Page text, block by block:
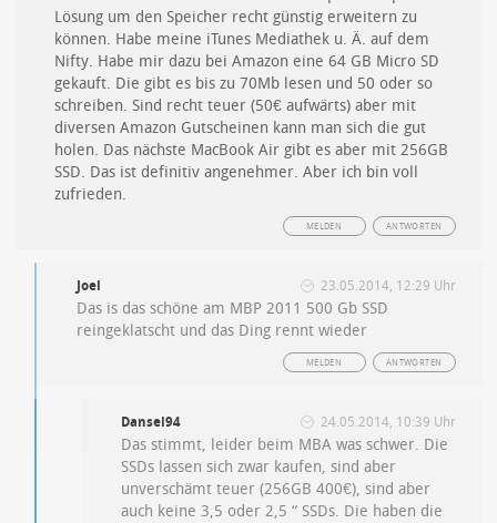
Lösung um den Speicher recht günstig erweitern zu
können. Habe meine iTunes Mediathek u. Ä. auf dem
Nifty. Habe mir dazu bei Amazon eine 64 GB Micro SD
gekauft. Die gibt es bis zu 70Mb lesen und 50 oder so
schreiben. Sind recht teuer (50€ aufwärts) aber mit
diversen Amazon Gutscheinen kann man sich die gut
holen. Das nächste MacBook Air gibt es aber mit 256GB
SSD. Das ist definitiv angenehmer. Aber ich bin voll
zufrieden.
ANTWORTEN
MELDEN
Joel 23.05.2014, 12:29 Uhr
Das is das schöne am MBP 2011 500 Gb SSD
reingeklatscht und das Ding rennt wieder
ANTWORTEN
MELDEN
Dansel94 24.05.2014, 10:39 Uhr
Das stimmt, leider beim MBA was schwer. Die
SSDs lassen sich zwar kaufen, sind aber
unverschämt teuer (256GB 400€), sind aber
auch keine 3,5 oder 2,5 “ SSDs. Die haben die